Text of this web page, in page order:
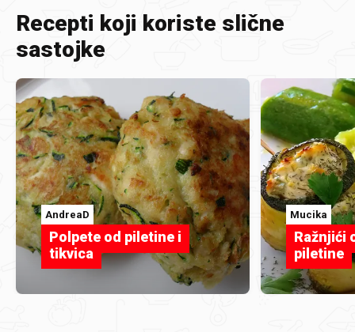
Recepti koji koriste slične
sastojke
AndreaD
Polpete od piletine i
tikvica
Mucika
Ražnjići
piletine